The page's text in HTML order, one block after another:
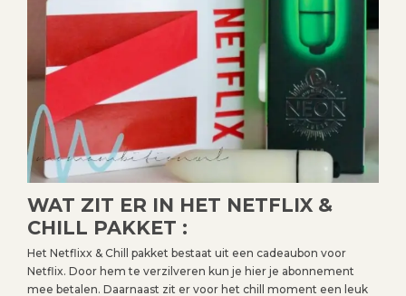
WAT ZIT ER IN HET NETFLIX &
CHILL PAKKET :
Het Netflixx & Chill pakket bestaat uit een cadeaubon voor
Netflix. Door hem te verzilveren kun je hier je abonnement
mee betalen. Daarnaast zit er voor het chill moment een leuk